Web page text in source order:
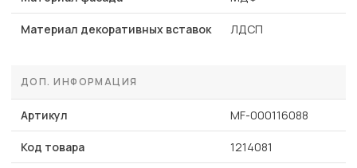
Материал декоративных вставок ЛДСП
ДОП. ИНФОРМАЦИЯ
Артикул MF-000116088
Код товара 1214081